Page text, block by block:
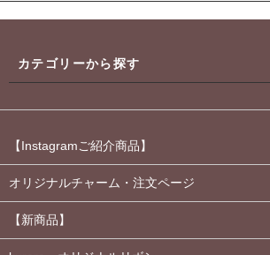
カテゴリーから探す
【Instagramご紹介商品】
オリジナルチャーム・注文ページ
【新商品】